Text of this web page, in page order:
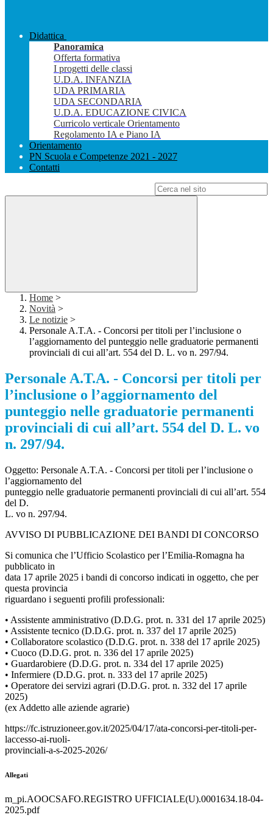
Didattica
Panoramica
Offerta formativa
I progetti delle classi
U.D.A. INFANZIA
UDA PRIMARIA
UDA SECONDARIA
U.D.A. EDUCAZIONE CIVICA
Curricolo verticale Orientamento
Regolamento IA e Piano IA
Orientamento
PN Scuola e Competenze 2021 - 2027
Contatti
Home >
Novità >
Le notizie >
Personale A.T.A. - Concorsi per titoli per l’inclusione o
l’aggiornamento del punteggio nelle graduatorie permanenti
provinciali di cui all’art. 554 del D. L. vo n. 297/94.
Personale A.T.A. - Concorsi per titoli per
l’inclusione o l’aggiornamento del
punteggio nelle graduatorie permanenti
provinciali di cui all’art. 554 del D. L. vo
n. 297/94.
Oggetto: Personale A.T.A. - Concorsi per titoli per l’inclusione o
l’aggiornamento del
punteggio nelle graduatorie permanenti provinciali di cui all’art. 554
del D.
L. vo n. 297/94.
AVVISO DI PUBBLICAZIONE DEI BANDI DI CONCORSO
Si comunica che l’Ufficio Scolastico per l’Emilia-Romagna ha
pubblicato in
data 17 aprile 2025 i bandi di concorso indicati in oggetto, che per
questa provincia
riguardano i seguenti profili professionali:
• Assistente amministrativo (D.D.G. prot. n. 331 del 17 aprile 2025)
• Assistente tecnico (D.D.G. prot. n. 337 del 17 aprile 2025)
• Collaboratore scolastico (D.D.G. prot. n. 338 del 17 aprile 2025)
• Cuoco (D.D.G. prot. n. 336 del 17 aprile 2025)
• Guardarobiere (D.D.G. prot. n. 334 del 17 aprile 2025)
• Infermiere (D.D.G. prot. n. 333 del 17 aprile 2025)
• Operatore dei servizi agrari (D.D.G. prot. n. 332 del 17 aprile
2025)
(ex Addetto alle aziende agrarie)
https://fc.istruzioneer.gov.it/2025/04/17/ata-concorsi-per-titoli-per-
laccesso-ai-ruoli-
provinciali-a-s-2025-2026/
Allegati
m_pi.AOOCSAFO.REGISTRO UFFICIALE(U).0001634.18-04-
2025.pdf